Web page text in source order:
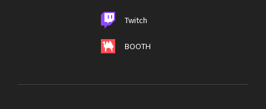
Twitch
BOOTH